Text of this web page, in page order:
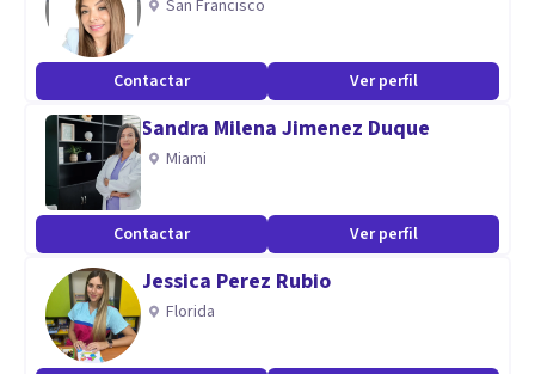
San Francisco
Contactar Ver perfil
Sandra Milena Jimenez Duque
Miami
Contactar Ver perfil
Jessica Perez Rubio
Florida